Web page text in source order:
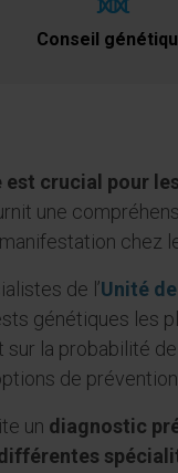
Conseil
est crucial pour
une
chez
de l’Unité
génétiques les
la probabilité
de prévention
un diagnostic